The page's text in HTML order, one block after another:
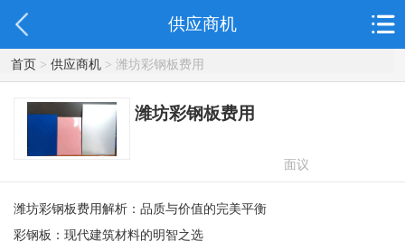
供应商机
首页> 供应商机> 潍坊彩钢板费用
潍坊彩钢板费用
面议
潍坊彩钢板费用解析：品质与价值的完美平衡
彩钢板：现代建筑材料的明智之选